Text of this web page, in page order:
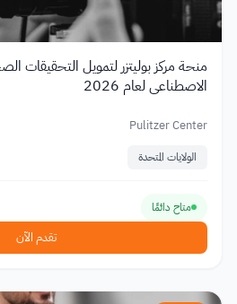
منحة مركز بوليتزر لتمويل التحقيقات
الاصطناعي لعام 2026
Pulitzer Center
الولايات المتحدة
متاح دائمًا
تقدم الآن